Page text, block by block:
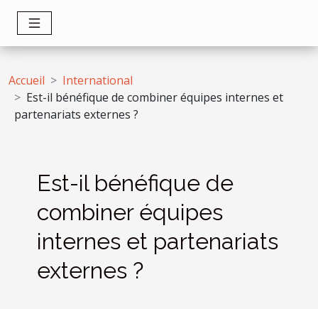
Accueil
International
Est-il bénéfique de combiner équipes internes et
partenariats externes ?
Est-il bénéfique de
combiner équipes
internes et partenariats
externes ?